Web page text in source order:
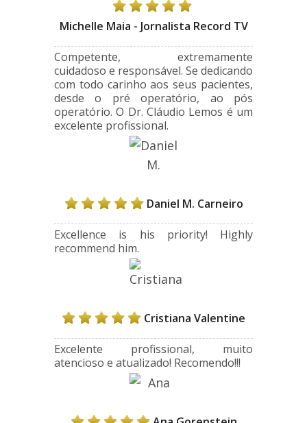
Michelle Maia - Jornalista Record TV
Competente, extremamente
cuidadoso e responsável. Se dedicando
com todo carinho aos seus pacientes,
desde o pré operatório, ao pós
operatório. O Dr. Cláudio Lemos é um
excelente profissional.
Daniel M. Carneiro
Excellence is his priority! Highly
recommend him.
Cristiana Valentine
Excelente profissional, muito
atencioso e atualizado! Recomendo!!!